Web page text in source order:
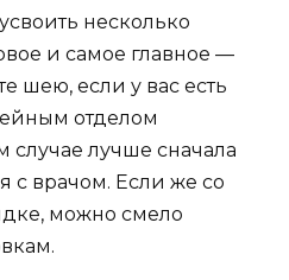
несколько
и самое главное —
шею, если у вас есть
отделом
случае лучше сначала
с врачом. Если же со
можно смело